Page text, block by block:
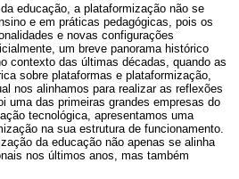
educação, a plataformização não se
e em práticas pedagógicas, pois os
e novas configurações
um breve panorama histórico
contexto das últimas décadas, quando as
sobre plataformas e plataformização,
nos alinhamos para realizar as reflexões
uma das primeiras grandes empresas do
tecnológica, apresentamos uma
na sua estrutura de funcionamento.
da educação não apenas se alinha
nos últimos anos, mas também